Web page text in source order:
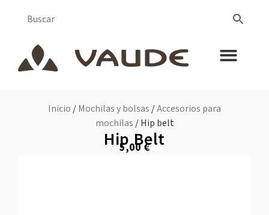
Inicio /Mochilas y bolsas /Accesorios para
mochilas / Hip belt
Hip Belt
5,00€